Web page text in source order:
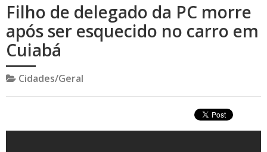
Filho de delegado da PC morre
após ser esquecido no carro em
Cuiabá
Cidades/Geral